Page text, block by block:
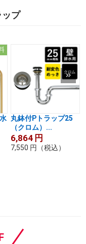
プ
丸鉢付Pトラップ25
（クロム）...
6,864 円
7,550 円 （税込）